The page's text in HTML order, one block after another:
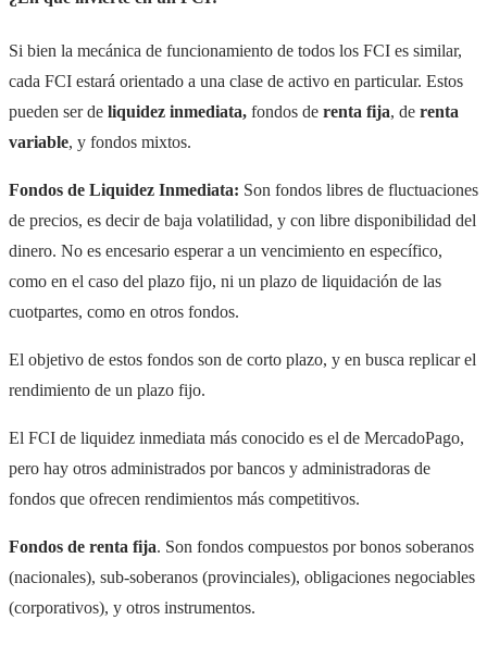
Si bien la mecánica de funcionamiento de todos los FCI es similar,
cada FCI estará orientado a una clase de activo en particular. Estos
pueden ser de liquidez inmediata, fondos de renta fija, de renta
variable, y fondos mixtos.
Fondos de Liquidez Inmediata: Son fondos libres de fluctuaciones
de precios, es decir de baja volatilidad, y con libre disponibilidad del
dinero. No es encesario esperar a un vencimiento en específico,
como en el caso del plazo fijo, ni un plazo de liquidación de las
cuotpartes, como en otros fondos.
El objetivo de estos fondos son de corto plazo, y en busca replicar el
rendimiento de un plazo fijo.
El FCI de liquidez inmediata más conocido es el de MercadoPago,
pero hay otros administrados por bancos y administradoras de
fondos que ofrecen rendimientos más competitivos.
Fondos de renta fija. Son fondos compuestos por bonos soberanos
(nacionales), sub-soberanos (provinciales), obligaciones negociables
(corporativos), y otros instrumentos.